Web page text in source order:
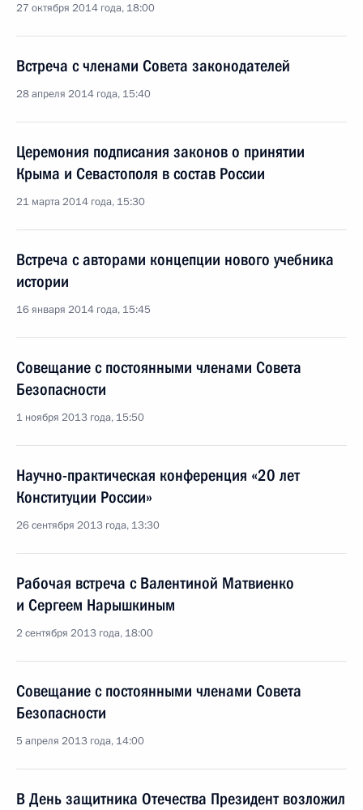
27 октября 2014 года, 18:00
Встреча с членами Совета законодателей
28 апреля 2014 года, 15:40
Церемония подписания законов о принятии
Крыма и Севастополя в состав России
21 марта 2014 года, 15:30
Встреча с авторами концепции нового учебника
истории
16 января 2014 года, 15:45
Совещание с постоянными членами Совета
Безопасности
1 ноября 2013 года, 15:50
Научно-практическая конференция «20 лет
Конституции России»
26 сентября 2013 года, 13:30
Рабочая встреча с Валентиной Матвиенко
и Сергеем Нарышкиным
2 сентября 2013 года, 18:00
Совещание с постоянными членами Совета
Безопасности
5 апреля 2013 года, 14:00
В День защитника Отечества Президент возложил